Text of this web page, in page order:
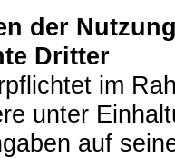
der
Dritter
im
unter
auf